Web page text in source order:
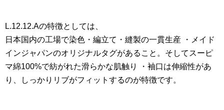
L.12.12.Aの特徴としては、
日本国内の工場で染色・編立て・縫製の一貫生産 ・メイド
インジャパンのオリジナルタグがあること。そしてスーピ
マ綿100%で紡がれた滑らかな肌触り ・袖口は伸縮性があ
り、しっかりリブがフィットするのが特徴です。